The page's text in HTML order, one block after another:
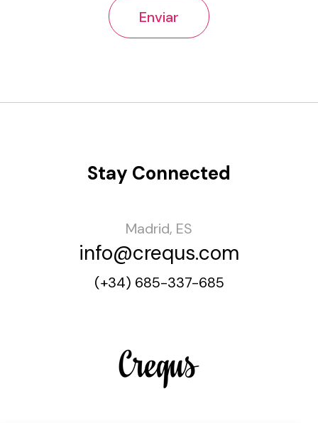
Enviar
Stay Connected
Madrid, ES
info@crequs.com
(+34) 685-337-685